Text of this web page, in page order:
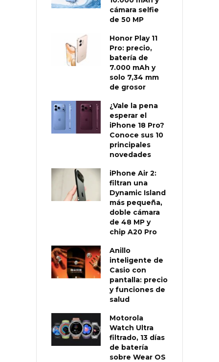
cámara selfie
de 50 MP
Honor Play 11
Pro: precio,
batería de
7.000 mAh y
solo 7,34 mm
de grosor
¿Vale la pena
esperar el
iPhone 18 Pro?
Conoce sus 10
principales
novedades
iPhone Air 2:
filtran una
Dynamic Island
más pequeña,
doble cámara
de 48 MP y
chip A20 Pro
Anillo
inteligente de
Casio con
pantalla: precio
y funciones de
salud
Motorola
Watch Ultra
filtrado, 13 días
de batería
sobre Wear OS